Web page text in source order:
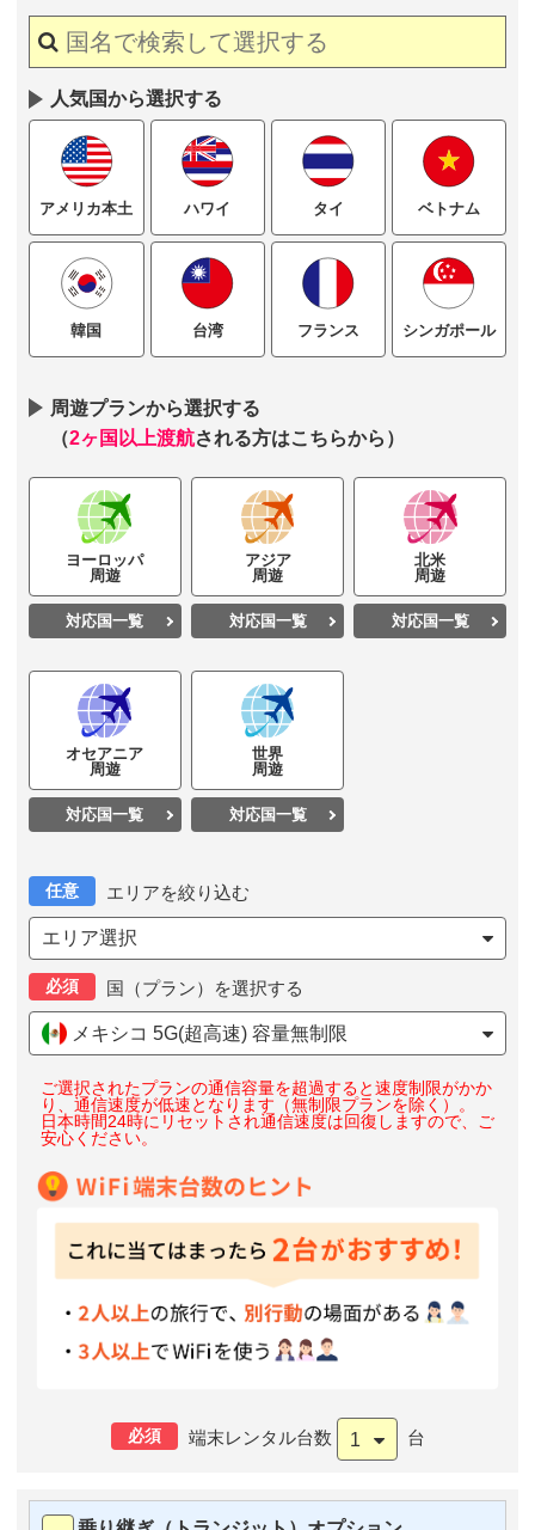
人気国から選択する
アメリカ本土 ハワイ タイ ベトナム
韓国 台湾 フランス シンガポール
周遊プランから選択する
（2ヶ国以上渡航される方はこちらから）
ヨーロッパ
周遊
対応国一覧
アジア
周遊
対応国一覧
北米
周遊
対応国一覧
オセアニア
周遊
対応国一覧
世界
周遊
対応国一覧
任意 エリアを絞り込む
エリア選択
必須 国（プラン）を選択する
メキシコ 5G(超高速) 容量無制限
ご選択されたプランの通信容量を超過すると速度制限がかか
り、通信速度が低速となります（無制限プランを除く）。
日本時間24時にリセットされ通信速度は回復しますので、ご
安心ください。
必須 端末レンタル台数 1 台